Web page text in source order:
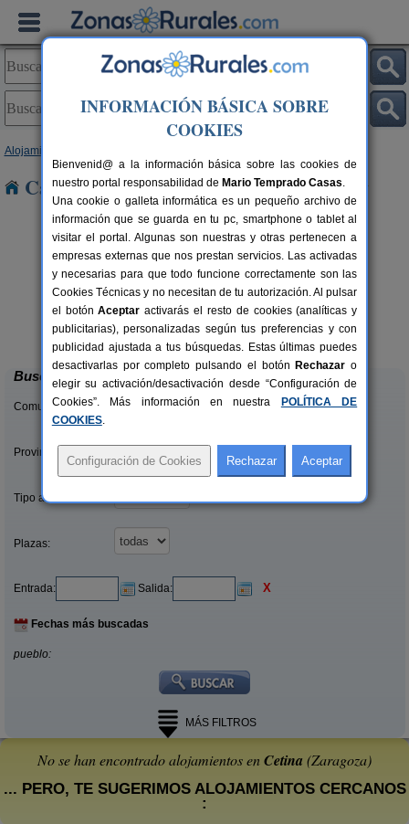
Alojamientos
Casas Rurales cerca de Cetina
11-13 pers.
desde30 €
Casa Rural Santa Ana
Pedrola (Zaragoza)
Buscar
Comunidades:
Provincias/Islas:
Tipo alquiler:
Plazas:
Entrada: Salida: X
Fechas más buscadas
pueblo:
MÁS FILTROS
No se han encontrado alojamientos enCetina (Zaragoza)
... PERO, TE SUGERIMOS ALOJAMIENTOS CERCANOS
:
INFORMACIÓN BÁSICA SOBRE
COOKIES
Bienvenid@ a la información básica sobre las cookies de
nuestro portal responsabilidad de Mario Temprado Casas.
Una cookie o galleta informática es un pequeño archivo de
información que se guarda en tu pc, smartphone o tablet al
visitar el portal. Algunas son nuestras y otras pertenecen a
empresas externas que nos prestan servicios. Las activadas
y necesarias para que todo funcione correctamente son las
Cookies Técnicas y no necesitan de tu autorización. Al pulsar
el botónAceptar activarás el resto de cookies (analíticas y
publicitarias), personalizadas según tus preferencias y con
publicidad ajustada a tus búsquedas. Estas últimas puedes
desactivarlas por completo pulsando el botón Rechazar o
elegir su activación/desactivación desde “Configuración de
Cookies”. Más información en nuestra
POLÍTICA DE
COOKIES.